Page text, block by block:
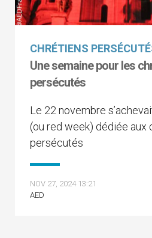
CHRÉTIENS
Une semaine pour les
persécutés
Le 22 novembre
(ou red week) dédiée aux
persécutés
NOV 27, 2024 13:21
AED